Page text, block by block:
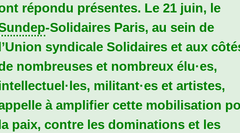
répondu présentes. Le 21 juin, le
-Solidaires Paris, au sein de
syndicale Solidaires et aux
nombreuses et nombreux élu·es,
·les, militant·es et artistes,
à amplifier cette mobilisation
paix, contre les dominations et les